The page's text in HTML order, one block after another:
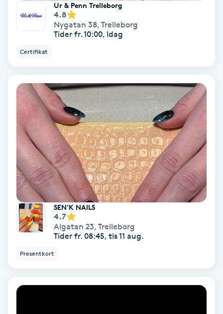
Microshading
Mixfransar
Nagelförlängning
Nagelförlängning akryl
Nagelförlängning gelé
Nagelförlängning glasfiber
Nagelförlängning silke
Ur & Penn Trelleborg
4.8
Nygatan 38, Trelleborg
Tider fr. 10:00, Idag
Certifikat
SEN'K NAILS
4.7
Algatan 23, Trelleborg
Tider fr. 08:45, tis 11 aug.
Presentkort